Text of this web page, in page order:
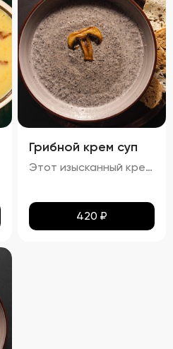
Грибной крем суп
Этот изысканный крем-суп отличается гладкой, бархатистой текстурой, которая обволакивает ваши вкусовые рецепторы. Насыщенный аромат грибов сочетается с мягкими сливочными нотами, создавая гармоничное сочетание вкусов. Поверхность крема украшена капельками зелёного масла и мелко нарезанной зеленью, что добавляет блюду утончённости. Подается с хрустящими гренками, идеально дополняющими нежную текстуру супа.
420 ₽